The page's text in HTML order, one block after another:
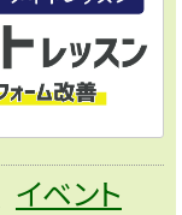
イベント